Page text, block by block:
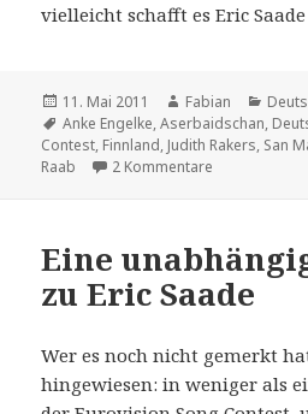
vielleicht schafft es Eric
Veröffentlicht
am
11. Mai 2011 Autor
Fabian
Schlagwörter
Anke Engelke,Aserbaidschan,
Contest, Finnland, Judith Rakers, San
Raab
2 Kommentare
Eine
zu Eric Saade
Wer es noch nicht gemerkt
hingewiesen: in weniger als